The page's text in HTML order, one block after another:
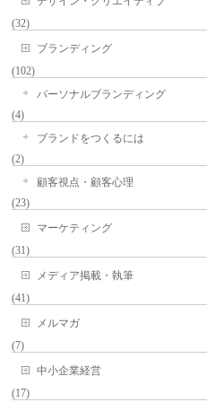
(32)
ブランディング
(102)
パーソナルブランディング
(4)
ブランドをつくるには
(2)
顧客視点・顧客心理
(23)
マーケティング
(31)
メディア掲載・執筆
(41)
メルマガ
(7)
中小企業経営
(17)